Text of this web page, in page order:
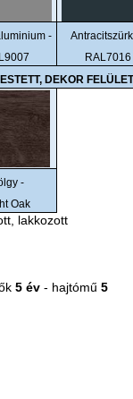
-
RAL7016
DEKOR
-
Oak
lakkozott
5 év - hajtómű 5